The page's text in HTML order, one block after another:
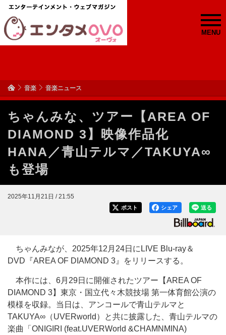
MENU
音楽 音楽ニュース
ちゃんみな、ツアー【AREA OF
DIAMOND 3】映像作品化
HANA／青山テルマ／TAKUYA∞
も登場
2025年11月21日 / 21:55
送る
シェア
ポスト
ちゃんみなが、2025年12月24日にLIVE Blu-ray＆
DVD『AREA OF DIAMOND 3』をリリースする。
本作には、6月29日に開催されたツアー【AREA OF
DIAMOND 3】東京・国立代々木競技場 第一体育館公演の
模様を収録。当日は、アンコールで青山テルマと
TAKUYA∞（UVERworld）と共に披露した、青山テルマの
楽曲「ONIGIRI (feat.UVERWorld &CHAMNMINA)